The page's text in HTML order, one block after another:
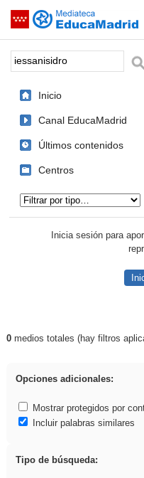
Saltar navegación
Palabra o frase:
Inicio
Canal EducaMadrid
Últimos contenidos
Centros
Inicia sesión para
Resultados de:
0medios totales (hay filtros
Opciones adicionales:
Mostrar protegidos por
Incluir palabras similares
Tipo de búsqueda: